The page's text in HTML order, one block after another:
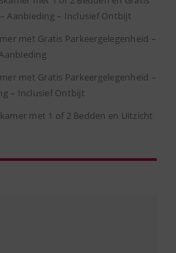
Aanbieding – Inclusief Ontbijt
met Gratis Parkeergelegenheid –
met Gratis Parkeergelegenheid –
– Inclusief Ontbijt
met 1 of 2 Bedden en Uitzicht